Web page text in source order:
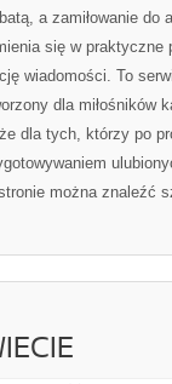
a zamiłowanie do
się w praktyczne
wiadomości. To
dla miłośników
dla tych, którzy po
można znaleźć